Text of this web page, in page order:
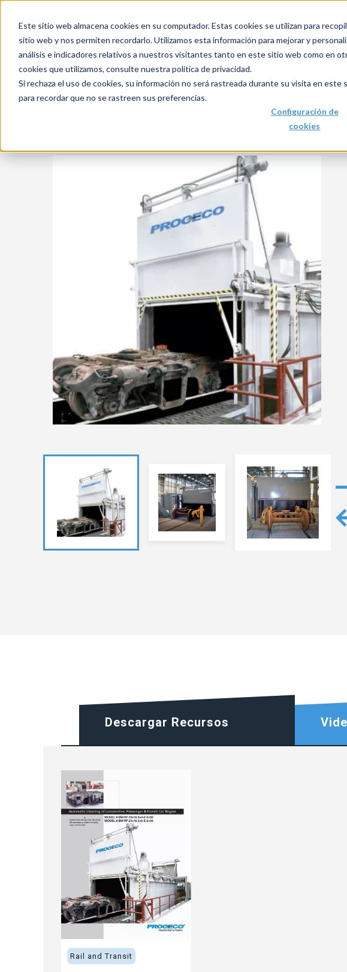
Este sitio web almacena cookies en su computador. Estas cookies se utilizan para
sitio web y nos permiten recordarlo. Utilizamos esta información para mejorar y
análisis e indicadores relativos a nuestros visitantes tanto en este sitio web como en
cookies que utilizamos, consulte nuestra política de privacidad.
Si rechaza el uso de cookies, su información no será rastreada durante su visita en este
para recordar que no se rastreen sus preferencias.
Configuración de
cookies
+ 1 800 978-6677 | Empresa certificada ISO 9001
Descargar Recursos
Rail and Transit